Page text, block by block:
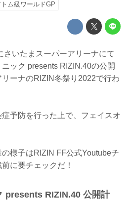
ム級ワールドGP
さいたまスーパーアリーナにて
ック presents RIZIN.40の公開
ーナのRIZIN冬祭り2022で行わ
予防を行った上で、フェイスオ
様子はRIZIN FF公式Youtubeチ
に要チェックだ！
presents RIZIN.40 公開計